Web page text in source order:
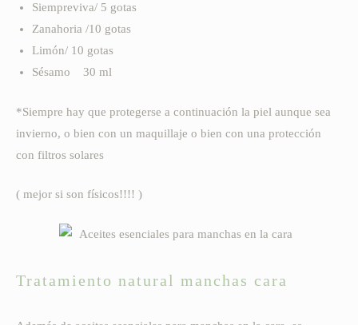
Siempreviva/ 5 gotas
Zanahoria /10 gotas
Limón/ 10 gotas
Sésamo 30 ml
*Siempre hay que protegerse a continuación la piel aunque sea
invierno, o bien con un maquillaje o bien con una protección
con filtros solares
( mejor si son físicos!!!! )
Tratamiento natural manchas cara